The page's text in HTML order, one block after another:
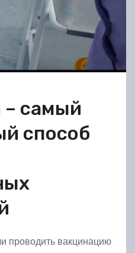
– самый
способ
проводить вакцинацию